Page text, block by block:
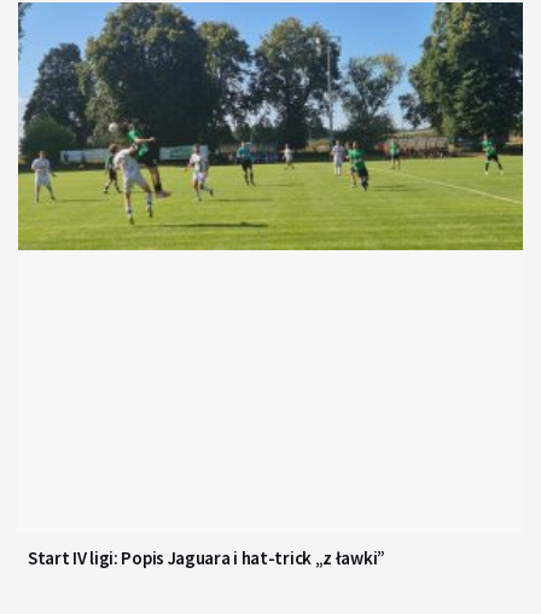
Start IV ligi: Popis Jaguara i hat-trick „z ławki”